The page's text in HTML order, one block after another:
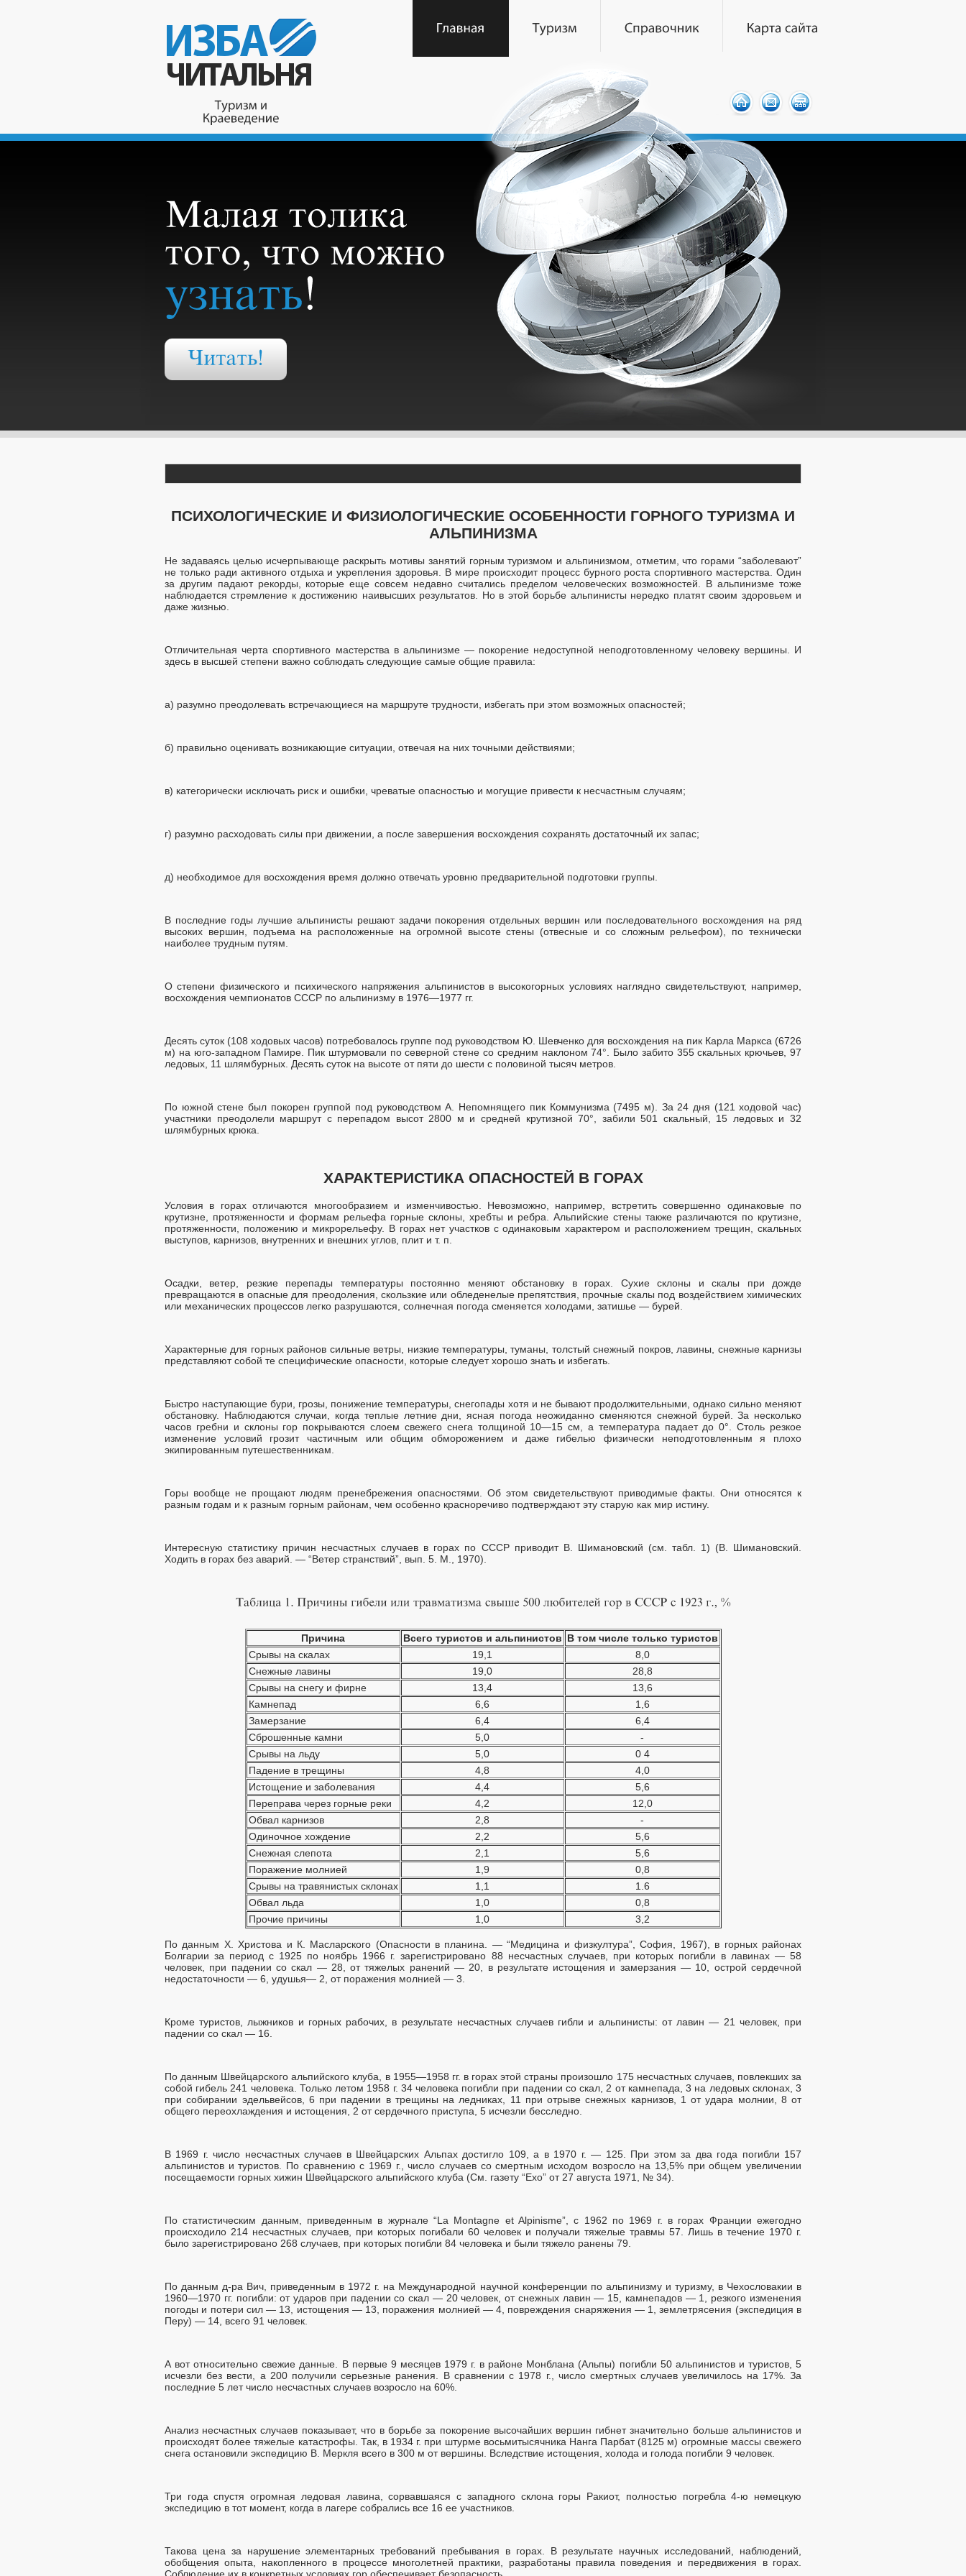
ПСИХОЛОГИЧЕСКИЕ И ФИЗИОЛОГИЧЕСКИЕ ОСОБЕННОСТИ ГОРНОГО ТУРИЗМА И
АЛЬПИНИЗМА
Не задаваясь целью исчерпывающе раскрыть мотивы занятий горным туризмом и альпинизмом, отметим, что горами “заболевают”
не только ради активного отдыха и укрепления здоровья. В мире происходит процесс бурного роста спортивного мастерства. Один
за другим падают рекорды, которые еще совсем недавно считались пределом человеческих возможностей. В альпинизме тоже
наблюдается стремление к достижению наивысших результатов. Но в этой борьбе альпинисты нередко платят своим здоровьем и
даже жизнью.
Отличительная черта спортивного мастерства в альпинизме — покорение недоступной неподготовленному человеку вершины. И
здесь в высшей степени важно соблюдать следующие самые общие правила:
а) разумно преодолевать встречающиеся на маршруте трудности, избегать при этом возможных опасностей;
б) правильно оценивать возникающие ситуации, отвечая на них точными действиями;
в) категорически исключать риск и ошибки, чреватые опасностью и могущие привести к несчастным случаям;
г) разумно расходовать силы при движении, а после завершения восхождения сохранять достаточный их запас;
д) необходимое для восхождения время должно отвечать уровню предварительной подготовки группы.
В последние годы лучшие альпинисты решают задачи покорения отдельных вершин или последовательного восхождения на ряд
высоких вершин, подъема на расположенные на огромной высоте стены (отвесные и со сложным рельефом), по технически
наиболее трудным путям.
О степени физического и психического напряжения альпинистов в высокогорных условиях наглядно свидетельствуют, например,
восхождения чемпионатов СССР по альпинизму в 1976—1977 гг.
Десять суток (108 ходовых часов) потребовалось группе под руководством Ю. Шевченко для восхождения на пик Карла Маркса (6726
м) на юго-западном Памире. Пик штурмовали по северной стене со средним наклоном 74°. Было забито 355 скальных крючьев, 97
ледовых, 11 шлямбурных. Десять суток на высоте от пяти до шести с половиной тысяч метров.
По южной стене был покорен группой под руководством А. Непомнящего пик Коммунизма (7495 м). За 24 дня (121 ходовой час)
участники преодолели маршрут с перепадом высот 2800 м и средней крутизной 70°, забили 501 скальный, 15 ледовых и 32
шлямбурных крюка.
ХАРАКТЕРИСТИКА ОПАСНОСТЕЙ В ГОРАХ
Условия в горах отличаются многообразием и изменчивостью. Невозможно, например, встретить совершенно одинаковые по
крутизне, протяженности и формам рельефа горные склоны, хребты и ребра. Альпийские стены также различаются по крутизне,
протяженности, положению и микрорельефу. В горах нет участков с одинаковым характером и расположением трещин, скальных
выступов, карнизов, внутренних и внешних углов, плит и т. п.
Осадки, ветер, резкие перепады температуры постоянно меняют обстановку в горах. Сухие склоны и скалы при дожде
превращаются в опасные для преодоления, скользкие или обледенелые препятствия, прочные скалы под воздействием химических
или механических процессов легко разрушаются, солнечная погода сменяется холодами, затишье — бурей.
Характерные для горных районов сильные ветры, низкие температуры, туманы, толстый снежный покров, лавины, снежные карнизы
представляют собой те специфические опасности, которые следует хорошо знать и избегать.
Быстро наступающие бури, грозы, понижение температуры, снегопады хотя и не бывают продолжительными, однако сильно меняют
обстановку. Наблюдаются случаи, когда теплые летние дни, ясная погода неожиданно сменяются снежной бурей. За несколько
часов гребни и склоны гор покрываются слоем свежего снега толщиной 10—15 см, а температура падает до 0°. Столь резкое
изменение условий грозит частичным или общим обморожением и даже гибелью физически неподготовленным я плохо
экипированным путешественникам.
Горы вообще не прощают людям пренебрежения опасностями. Об этом свидетельствуют приводимые факты. Они относятся к
разным годам и к разным горным районам, чем особенно красноречиво подтверждают эту старую как мир истину.
Интересную статистику причин несчастных случаев в горах по СССР приводит В. Шимановский (см. табл. 1) (В. Шимановский.
Ходить в горах без аварий. — “Ветер странствий”, вып. 5. М., 1970).
Причина Всего туристов и альпинистов В том числе только туристов
Срывы на скалах
19,1
8,0
Снежные лавины
19,0
28,8
Срывы на снегу и фирне
13,4
13,6
Камнепад
6,6
1,6
Замерзание
6,4
6,4
Сброшенные камни
5,0
-
Срывы на льду
5,0
0 4
Падение в трещины
4,8
4,0
Истощение и заболевания
4,4
5,6
Переправа через горные реки
4,2
12,0
Обвал карнизов
2,8
-
Одиночное хождение
2,2
5,6
Снежная слепота
2,1
5,6
Поражение молнией
1,9
0,8
Срывы на травянистых склонах
1,1
1.6
Обвал льда
1,0
0,8
Прочие причины
1,0 3,2
По данным Х. Христова и К. Масларского (Опасности в планина. — “Медицина и физкултура”, София, 1967), в горных районах
Болгарии за период с 1925 по ноябрь 1966 г. зарегистрировано 88 несчастных случаев, при которых погибли в лавинах — 58
человек, при падении со скал — 28, от тяжелых ранений — 20, в результате истощения и замерзания — 10, острой сердечной
недостаточности — 6, удушья— 2, от поражения молнией — 3.
Кроме туристов, лыжников и горных рабочих, в результате несчастных случаев гибли и альпинисты: от лавин — 21 человек, при
падении со скал — 16.
По данным Швейцарского альпийского клуба, в 1955—1958 гг. в горах этой страны произошло 175 несчастных случаев, повлекших за
собой гибель 241 человека. Только летом 1958 г. 34 человека погибли при падении со скал, 2 от камнепада, 3 на ледовых склонах, 3
при собирании эдельвейсов, 6 при падении в трещины на ледниках, 11 при отрыве снежных карнизов, 1 от удара молнии, 8 от
общего переохлаждения и истощения, 2 от сердечного приступа, 5 исчезли бесследно.
В 1969 г. число несчастных случаев в Швейцарских Альпах достигло 109, а в 1970 г. — 125. При этом за два года погибли 157
альпинистов и туристов. По сравнению с 1969 г., число случаев со смертным исходом возросло на 13,5% при общем увеличении
посещаемости горных хижин Швейцарского альпийского клуба (См. газету “Ехо” от 27 августа 1971, № 34).
По статистическим данным, приведенным в журнале “La Montagne et Alpinisme”, с 1962 по 1969 г. в горах Франции ежегодно
происходило 214 несчастных случаев, при которых погибали 60 человек и получали тяжелые травмы 57. Лишь в течение 1970 г.
было зарегистрировано 268 случаев, при которых погибли 84 человека и были тяжело ранены 79.
По данным д-ра Вич, приведенным в 1972 г. на Международной научной конференции по альпинизму и туризму, в Чехословакии в
1960—1970 гг. погибли: от ударов при падении со скал — 20 человек, от снежных лавин — 15, камнепадов — 1, резкого изменения
погоды и потери сил — 13, истощения — 13, поражения молнией — 4, повреждения снаряжения — 1, землетрясения (экспедиция в
Перу) — 14, всего 91 человек.
А вот относительно свежие данные. В первые 9 месяцев 1979 г. в районе Монблана (Альпы) погибли 50 альпинистов и туристов, 5
исчезли без вести, а 200 получили серьезные ранения. В сравнении с 1978 г., число смертных случаев увеличилось на 17%. За
последние 5 лет число несчастных случаев возросло на 60%.
Анализ несчастных случаев показывает, что в борьбе за покорение высочайших вершин гибнет значительно больше альпинистов и
происходят более тяжелые катастрофы. Так, в 1934 г. при штурме восьмитысячника Нанга Парбат (8125 м) огромные массы свежего
снега остановили экспедицию В. Меркля всего в 300 м от вершины. Вследствие истощения, холода и голода погибли 9 человек.
Три года спустя огромная ледовая лавина, сорвавшаяся с западного склона горы Ракиот, полностью погребла 4-ю немецкую
экспедицию в тот момент, когда в лагере собрались все 16 ее участников.
Такова цена за нарушение элементарных требований пребывания в горах. В результате научных исследований, наблюдений,
обобщения опыта, накопленного в процессе многолетней практики, разработаны правила поведения и передвижения в горах.
Соблюдение их в конкретных условиях гор обеспечивает безопасность.